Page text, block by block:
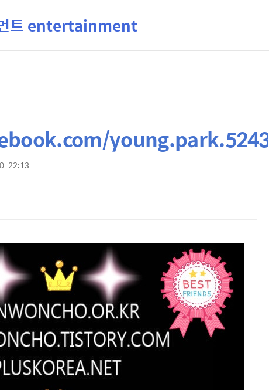
먼트 entertainment
young.park.5243/
22:13